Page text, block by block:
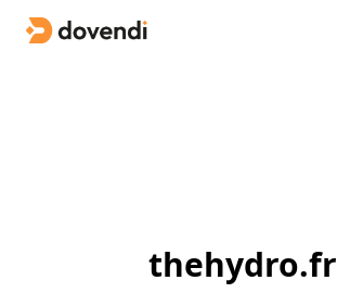
thehydro.fr